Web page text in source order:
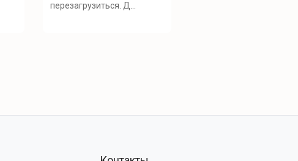
перезагрузиться. Д...